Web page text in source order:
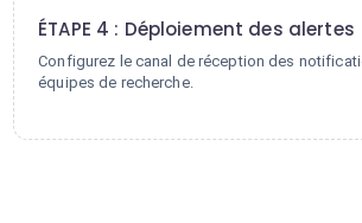
ÉTAPE 4 : Déploiement des alertes
Configurez le canal de réception des
équipes de recherche.